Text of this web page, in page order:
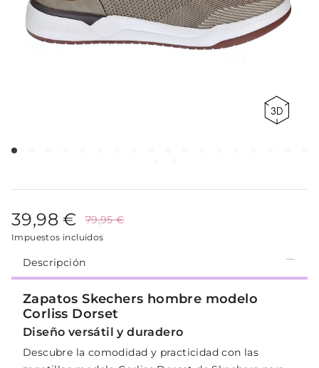
39,98 € 79,95 €
Impuestos incluidos
Descripción
Zapatos Skechers hombre modelo
Corliss Dorset
Diseño versátil y duradero
Descubre la comodidad y practicidad con las